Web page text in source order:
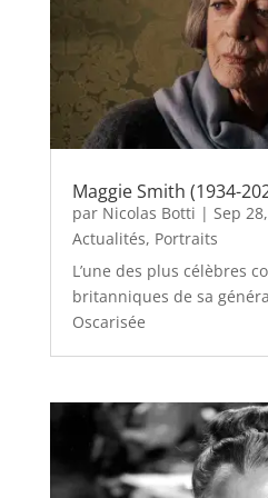
Maggie Smith (1934-
par Nicolas Botti | Sep
Actualités, Portraits
L’une des plus célèbres
britanniques de sa
Oscarisée